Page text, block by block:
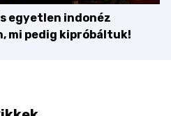
egyetlen indonéz
mi pedig kipróbáltuk!